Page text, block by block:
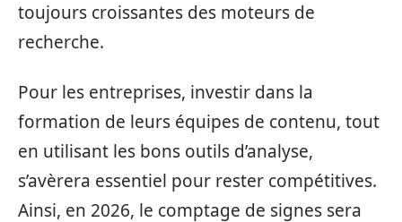
toujours croissantes des moteurs de
recherche.
Pour les entreprises, investir dans la
formation de leurs équipes de contenu, tout
en utilisant les bons outils d’analyse,
s’avèrera essentiel pour rester compétitives.
Ainsi, en 2026, le comptage de signes sera